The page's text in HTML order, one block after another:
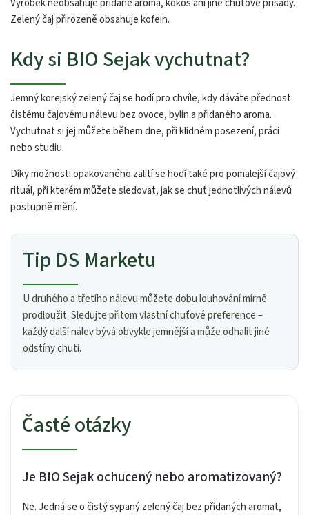
Výrobek neobsahuje přidané aroma, kokos ani jiné chuťové přísady.
Zelený čaj přirozeně obsahuje kofein.
Kdy si BIO Sejak vychutnat?
Jemný korejský zelený čaj se hodí pro chvíle, kdy dáváte přednost
čistému čajovému nálevu bez ovoce, bylin a přidaného aroma.
Vychutnat si jej můžete během dne, při klidném posezení, práci
nebo studiu.
Díky možnosti opakovaného zalití se hodí také pro pomalejší čajový
rituál, při kterém můžete sledovat, jak se chuť jednotlivých nálevů
postupně mění.
Tip DS Marketu
U druhého a třetího nálevu můžete dobu louhování mírně
prodloužit. Sledujte přitom vlastní chuťové preference –
každý další nálev bývá obvykle jemnější a může odhalit jiné
odstíny chuti.
Časté otázky
Je BIO Sejak ochucený nebo aromatizovaný?
Ne. Jedná se o čistý sypaný zelený čaj bez přidaných aromat,